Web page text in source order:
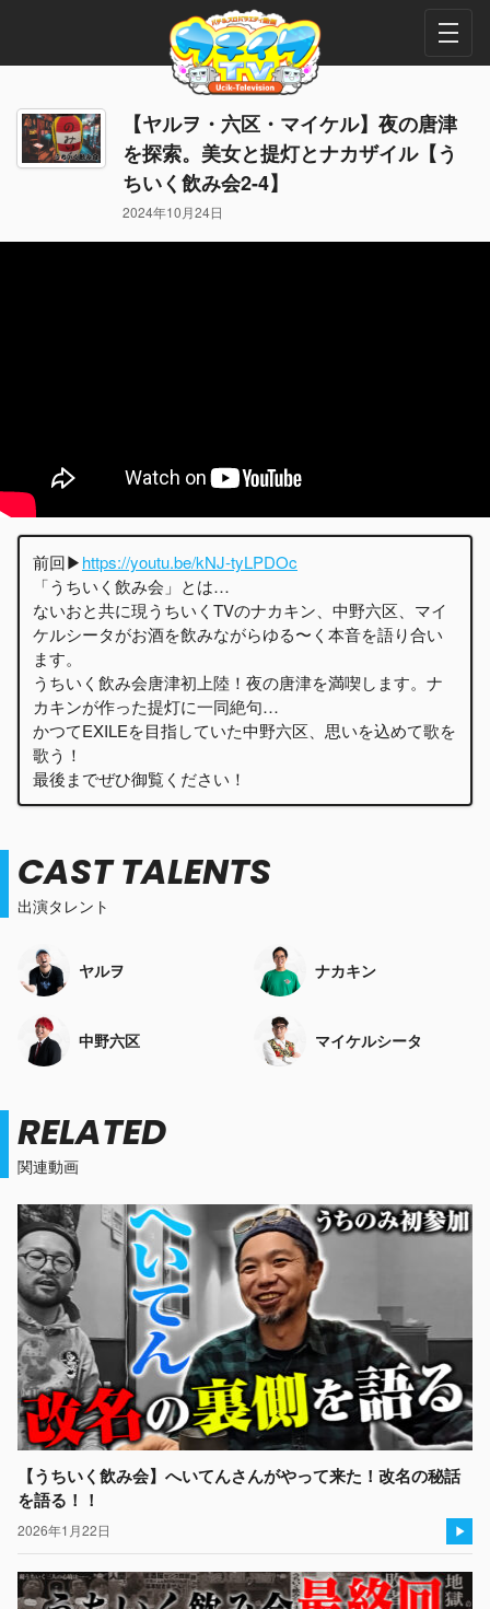
【ヤルヲ・六区・マイケル】夜の唐津
を探索。美女と提灯とナカザイル【う
ちいく飲み会2-4】
2024年10月24日
前回▶︎https://youtu.be/kNJ-tyLPDOc
「うちいく飲み会」とは…
ないおと共に現うちいくTVのナカキン、中野六区、マイ
ケルシータがお酒を飲みながらゆる〜く本音を語り合い
ます。
うちいく飲み会唐津初上陸！夜の唐津を満喫します。ナ
カキンが作った提灯に一同絶句…
かつてEXILEを目指していた中野六区、思いを込めて歌を
歌う！
最後までぜひ御覧ください！
出演タレント
CAST TALENTS
ヤルヲ ナカキン
中野六区 マイケルシータ
関連動画
RELATED
【うちいく飲み会】へいてんさんがやって来た！改名の秘話
を語る！！
2026年1月22日